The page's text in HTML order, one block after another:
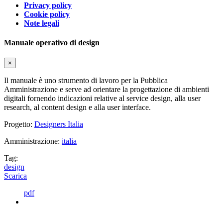
Privacy policy
Cookie policy
Note legali
Manuale operativo di design
×
Il manuale è uno strumento di lavoro per la Pubblica
Amministrazione e serve ad orientare la progettazione di ambienti
digitali fornendo indicazioni relative al service design, alla user
research, al content design e alla user interface.
Progetto: Designers Italia
Amministrazione: italia
Tag:
design
Scarica
pdf